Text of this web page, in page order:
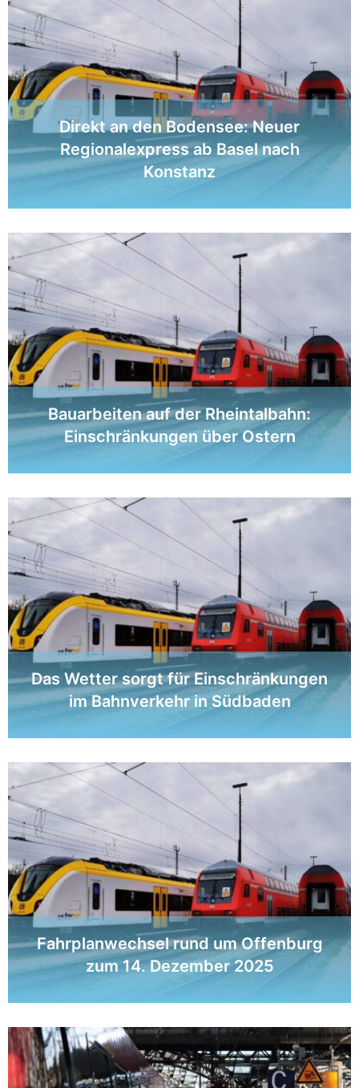
Direkt an den Bodensee: Neuer
Regionalexpress ab Basel nach
Konstanz
Bauarbeiten auf der Rheintalbahn:
Einschränkungen über Ostern
Das Wetter sorgt für Einschränkungen
im Bahnverkehr in Südbaden
Fahrplanwechsel rund um Offenburg
zum 14. Dezember 2025